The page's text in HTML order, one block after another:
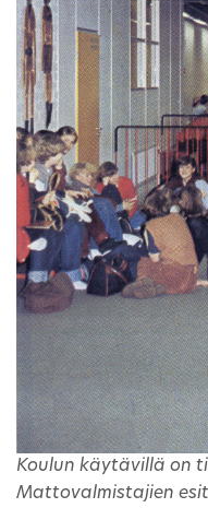
Koulun käytävillä on
Mattovalmistajien